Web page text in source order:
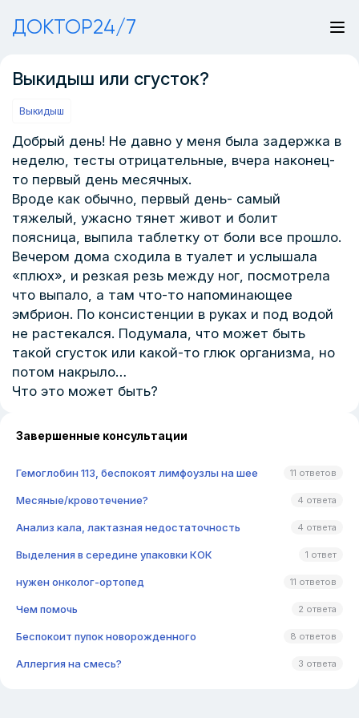
ДОКТОР24/7
Выкидыш или сгусток?
Выкидыш
Добрый день! Не давно у меня была задержка в
неделю, тесты отрицательные, вчера наконец-
то первый день месячных.
Вроде как обычно, первый день- самый
тяжелый, ужасно тянет живот и болит
поясница, выпила таблетку от боли все прошло.
Вечером дома сходила в туалет и услышала
«плюх», и резкая резь между ног, посмотрела
что выпало, а там что-то напоминающее
эмбрион. По консистенции в руках и под водой
не растекался. Подумала, что может быть
такой сгусток или какой-то глюк организма, но
потом накрыло…
Что это может быть?
Завершенные консультации
Гемоглобин 113, беспокоят лимфоузлы на шее 11 ответов
Месяные/кровотечение? 4 ответа
Анализ кала, лактазная недостаточность 4 ответа
Выделения в середине упаковки КОК 1 ответ
нужен онколог-ортопед 11 ответов
Чем помочь 2 ответа
Беспокоит пупок новорожденного 8 ответов
Аллергия на смесь? 3 ответа